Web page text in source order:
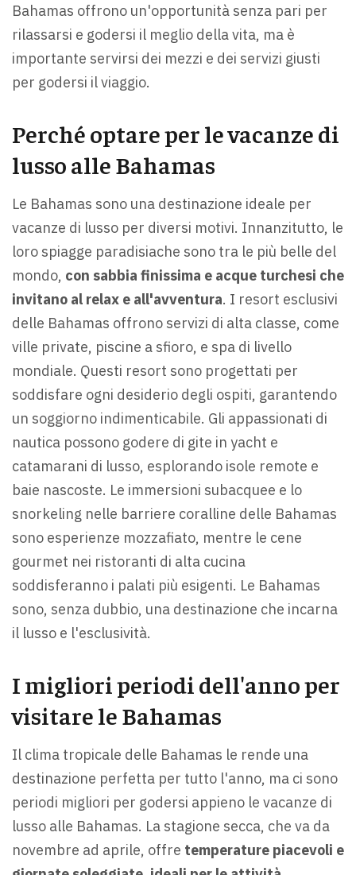
Bahamas offrono un'opportunità senza pari per
rilassarsi e godersi il meglio della vita, ma è
importante servirsi dei mezzi e dei servizi giusti
per godersi il viaggio.
Perché optare per le vacanze di
lusso alle Bahamas
Le Bahamas sono una destinazione ideale per
vacanze di lusso per diversi motivi. Innanzitutto, le
loro spiagge paradisiache sono tra le più belle del
mondo, con sabbia finissima e acque turchesi che
invitano al relax e all'avventura. I resort esclusivi
delle Bahamas offrono servizi di alta classe, come
ville private, piscine a sfioro, e spa di livello
mondiale. Questi resort sono progettati per
soddisfare ogni desiderio degli ospiti, garantendo
un soggiorno indimenticabile. Gli appassionati di
nautica possono godere di gite in yacht e
catamarani di lusso, esplorando isole remote e
baie nascoste. Le immersioni subacquee e lo
snorkeling nelle barriere coralline delle Bahamas
sono esperienze mozzafiato, mentre le cene
gourmet nei ristoranti di alta cucina
soddisferanno i palati più esigenti. Le Bahamas
sono, senza dubbio, una destinazione che incarna
il lusso e l'esclusività.
I migliori periodi dell'anno per
visitare le Bahamas
Il clima tropicale delle Bahamas le rende una
destinazione perfetta per tutto l'anno, ma ci sono
periodi migliori per godersi appieno le vacanze di
lusso alle Bahamas. La stagione secca, che va da
novembre ad aprile, offre temperature piacevoli e